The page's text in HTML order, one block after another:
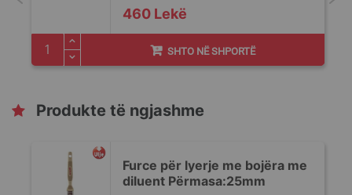
460 Lekë
SHTO NË SHPORTË
Produkte të ngjashme
Furce për lyerje me bojëra me
diluent Përmasa:25mm